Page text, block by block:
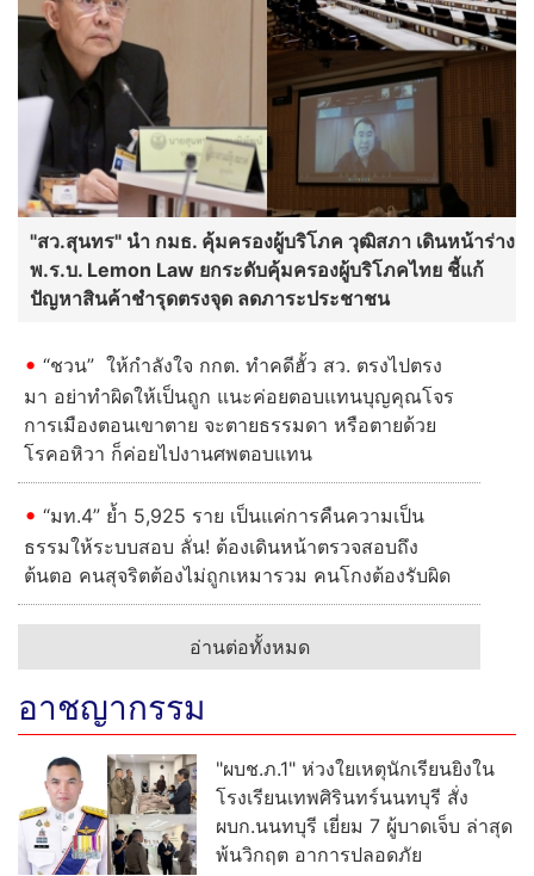
"สว.สุนทร" นำ กมธ. คุ้มครองผู้บริโภค วุฒิสภา เดินหน้าร่าง
พ.ร.บ. Lemon Law ยกระดับคุ้มครองผู้บริโภคไทย ชี้แก้
ปัญหาสินค้าชำรุดตรงจุด ลดภาระประชาชน
“ชวน” ให้กำลังใจ กกต. ทำคดีฮั้ว สว. ตรงไปตรง
มา อย่าทำผิดให้เป็นถูก แนะค่อยตอบแทนบุญคุณโจร
การเมืองตอนเขาตาย จะตายธรรมดา หรือตายด้วย
โรคอหิวา ก็ค่อยไปงานศพตอบแทน
“มท.4” ย้ำ 5,925 ราย เป็นแค่การคืนความเป็น
ธรรมให้ระบบสอบ ลั่น! ต้องเดินหน้าตรวจสอบถึง
ต้นตอ คนสุจริตต้องไม่ถูกเหมารวม คนโกงต้องรับผิด
อ่านต่อทั้งหมด
อาชญากรรม
"ผบช.ภ.1" ห่วงใยเหตุนักเรียนยิงใน
โรงเรียนเทพศิรินทร์นนทบุรี สั่ง
ผบก.นนทบุรี เยี่ยม 7 ผู้บาดเจ็บ ล่าสุด
พ้นวิกฤต อาการปลอดภัย